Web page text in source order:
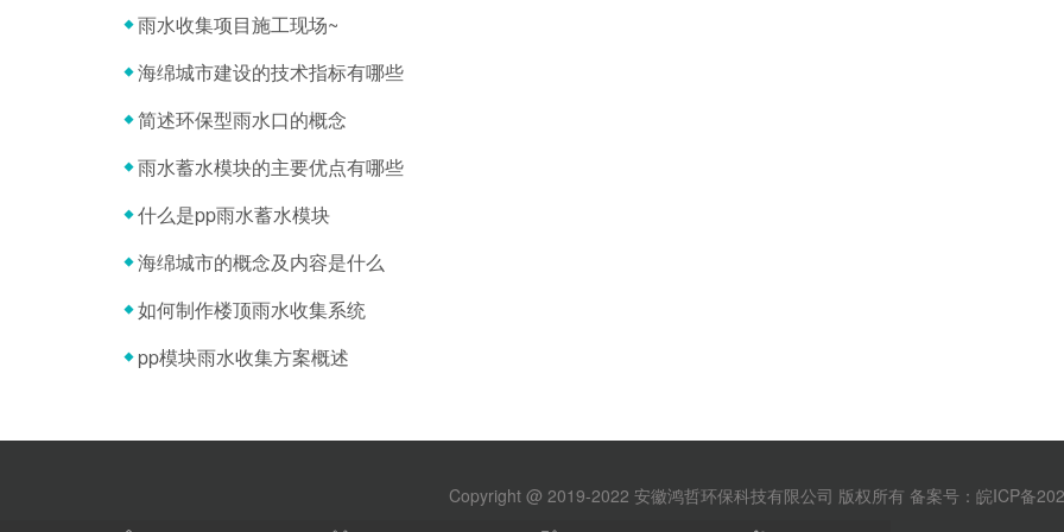
雨水收集项目施工现场~
海绵城市建设的技术指标有哪些
简述环保型雨水口的概念
雨水蓄水模块的主要优点有哪些
什么是pp雨水蓄水模块
海绵城市的概念及内容是什么
如何制作楼顶雨水收集系统
pp模块雨水收集方案概述
Copyright @ 2019-2022 安徽鸿哲环保科技有限公司 版权所有 备案号：皖ICP备